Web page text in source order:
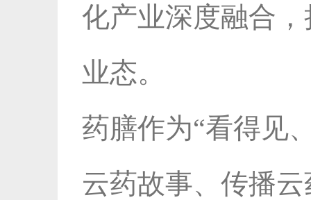
化产业深度融合
业态。
药膳作为“看得见
云药故事、传播